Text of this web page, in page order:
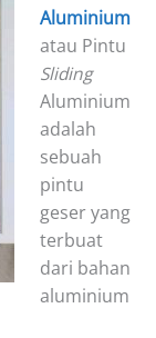
Aluminium
atau Pintu
Sliding
Aluminium
adalah
sebuah
pintu
geser yang
terbuat
dari bahan
aluminium